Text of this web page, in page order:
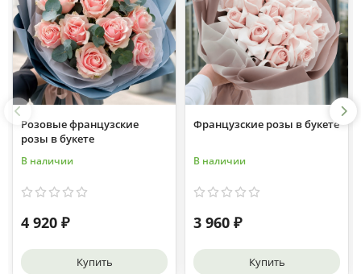
Розовые французские
розы в букете
В наличии
4 920 ₽
Купить
Французские розы в букете
В наличии
3 960 ₽
Купить